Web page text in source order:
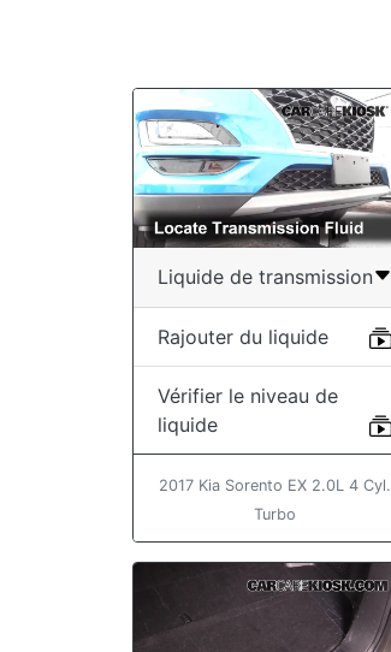
Liquide de transmission
Rajouter du liquide
Vérifier le niveau de
liquide
2017 Kia Sorento EX 2.0L 4 Cyl.
Turbo